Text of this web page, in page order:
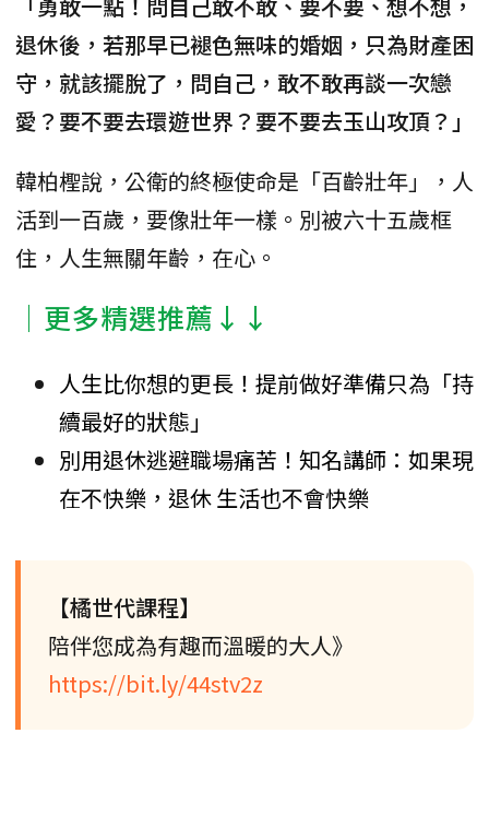
退休後，若那早已褪色無味的婚姻，只為財產困
守，就該擺脫了，問自己，敢不敢再談一次戀
愛？要不要去環遊世界？要不要去玉山攻頂？」
韓柏檉說，公衛的終極使命是「百齡壯年」，人
活到一百歲，要像壯年一樣。別被六十五歲框
住，人生無關年齡，在心。
│更多精選推薦↓↓
人生比你想的更長！提前做好準備只為「持
續最好的狀態」
別用退休逃避職場痛苦！知名講師：如果現
在不快樂，退休 生活也不會快樂
【橘世代課程】
陪伴您成為有趣而溫暖的大人》
https://bit.ly/44stv2z